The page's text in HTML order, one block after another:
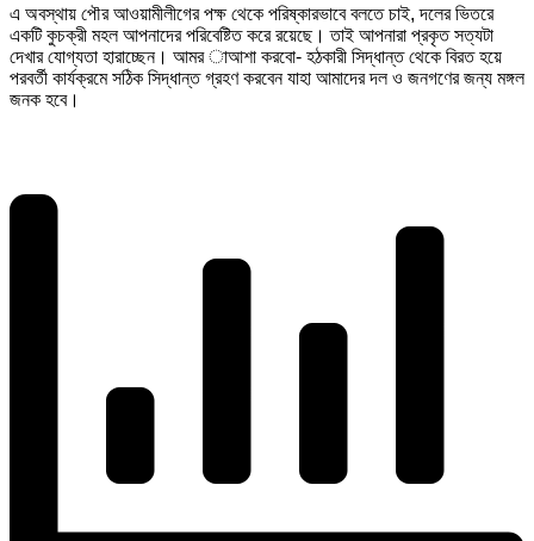
এ অবস্থায় পৌর আওয়ামীলীগের পক্ষ থেকে পরিষ্কারভাবে বলতে চাই, দলের ভিতরে
একটি কুচক্রী মহল আপনাদের পরিবেষ্টিত করে রয়েছে। তাই আপনারা প্রকৃত সত্যটা
দেখার যোগ্যতা হারাচ্ছেন। আমর াআশা করবো- হঠকারী সিদ্ধান্ত থেকে বিরত হয়ে
পরবর্তী কার্যক্রমে সঠিক সিদ্ধান্ত গ্রহণ করবেন যাহা আমাদের দল ও জনগণের জন্য মঙ্গল
জনক হবে।